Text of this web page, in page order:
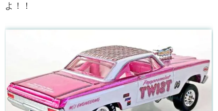
よ！！